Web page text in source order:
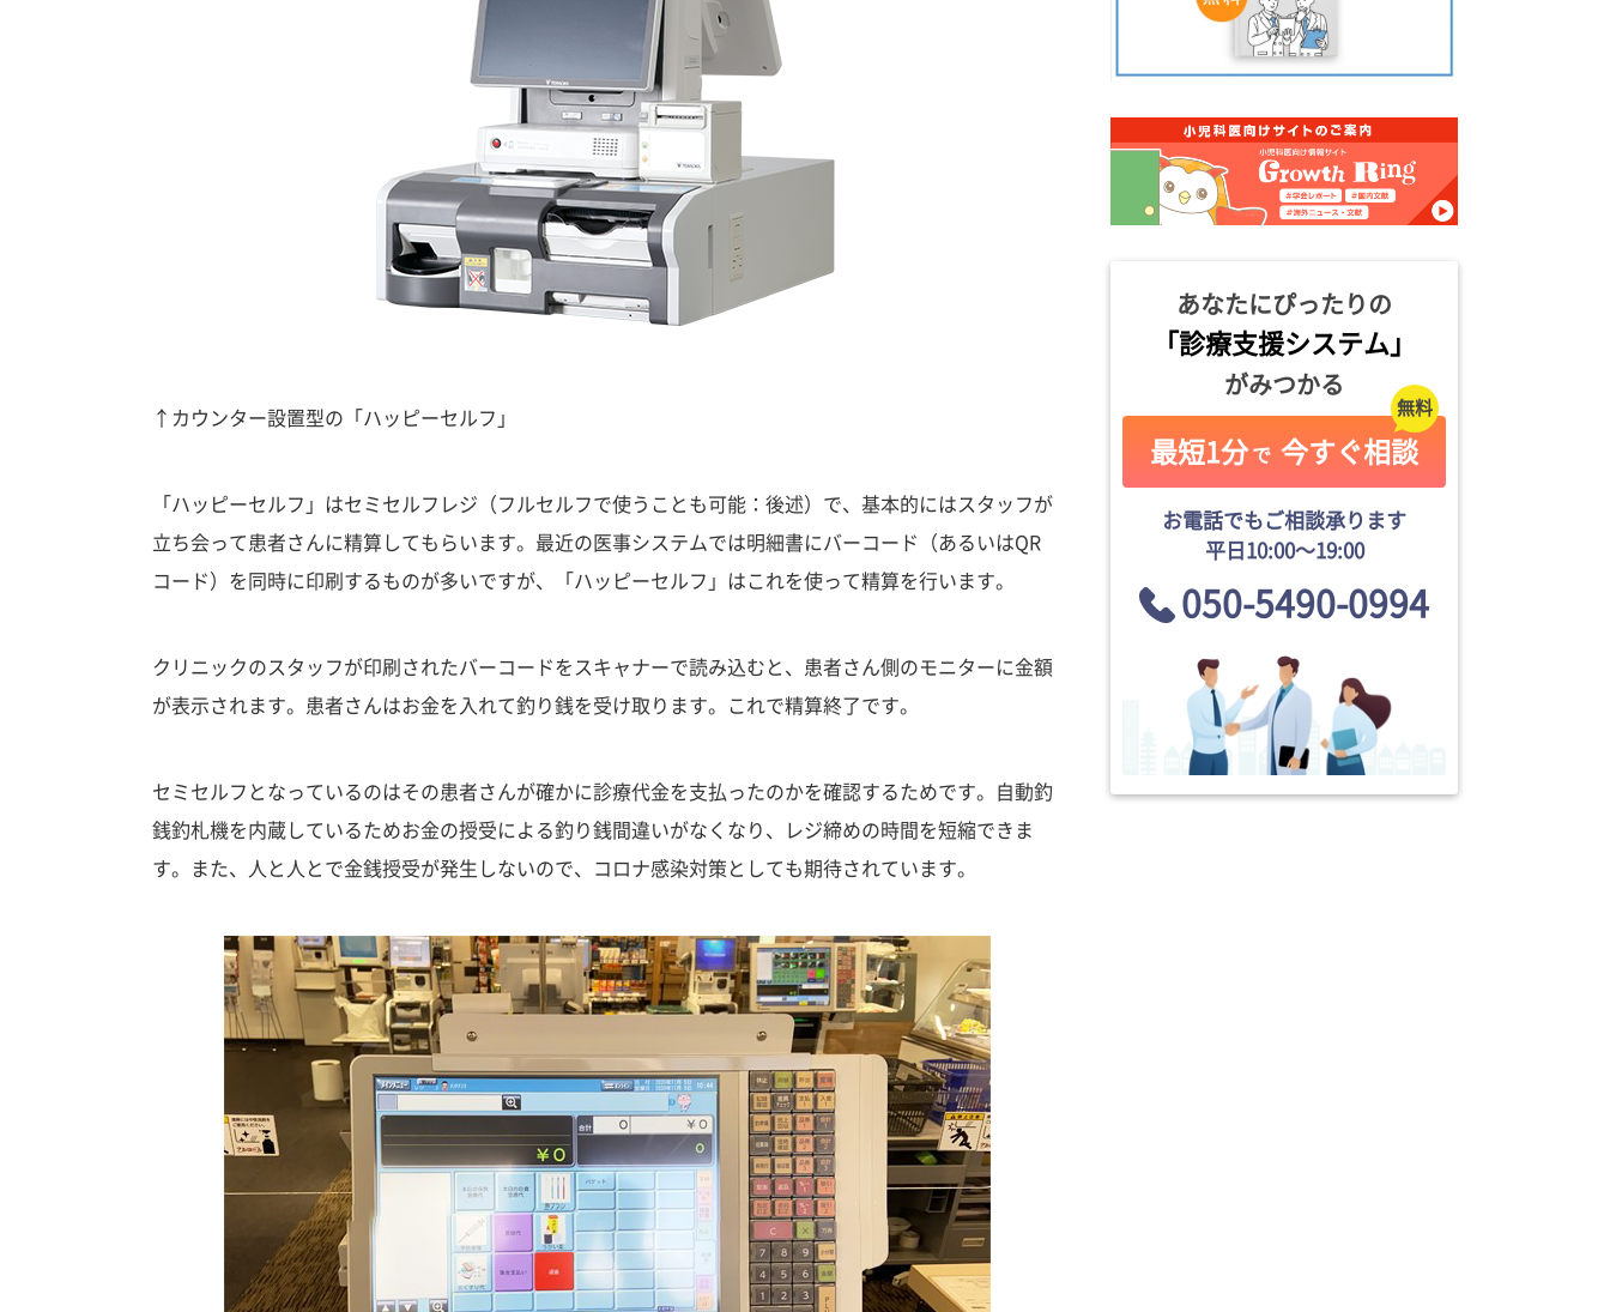
↑カウンター設置型の「ハッピーセルフ」
「ハッピーセルフ」はセミセルフレジ（フルセルフで使うことも可能：後述）で、基本的にはスタッフが
立ち会って患者さんに精算してもらいます。最近の医事システムでは明細書にバーコード（あるいはQR
コード）を同時に印刷するものが多いですが、「ハッピーセルフ」はこれを使って精算を行います。
クリニックのスタッフが印刷されたバーコードをスキャナーで読み込むと、患者さん側のモニターに金額
が表示されます。患者さんはお金を入れて釣り銭を受け取ります。これで精算終了です。
セミセルフとなっているのはその患者さんが確かに診療代金を支払ったのかを確認するためです。自動釣
銭釣札機を内蔵しているためお金の授受による釣り銭間違いがなくなり、レジ締めの時間を短縮できま
す。また、人と人とで金銭授受が発生しないので、コロナ感染対策としても期待されています。
あなたにぴったりの
「診療支援システム」
がみつかる
最短1分 で 今すぐ相談
お電話でもご相談承ります
平日10:00〜19:00
050-5490-0994